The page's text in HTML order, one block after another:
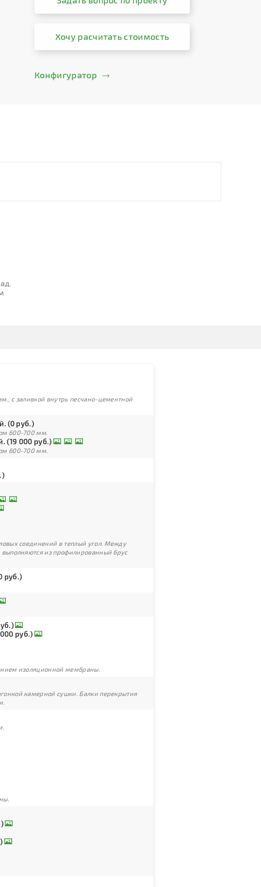
Хочу расчитать стоимость
Конфигуратор
с заливкой внутрь песчано-цементной
(0 руб.)
600-700 мм.
(19 000 руб.)
600-700 мм.
соединений в теплый угол. Между
из профилированный брус
руб.)
руб.)
изоляционной мембраны.
камерной сушки. Балки перекрытия